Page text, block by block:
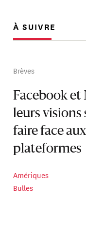
À SUIVRE
Brèves
Facebook
leurs visions
faire face
plateformes
Amériques
Bulles